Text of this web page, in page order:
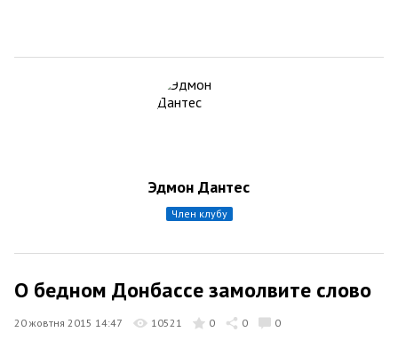
Эдмон Дантес
член клубу
О бедном Донбассе замолвите слово
20 жовтня 2015 14:47 10521 0 0 0